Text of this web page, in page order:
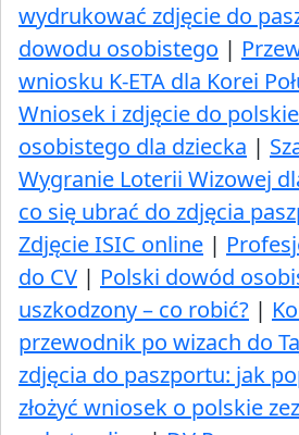
wydrukować zdjęcie do
dowodu osobistego |
wniosku K-ETA dla Korei
Wniosek i zdjęcie do
osobistego dla dziecka |
Wygranie Loterii Wizowej
co się ubrać do zdjęcia
Zdjęcie ISIC online |
do CV | Polski dowód
uszkodzony – co robić? |
przewodnik po wizach do
zdjęcia do paszportu: jak
złożyć wniosek o polskie